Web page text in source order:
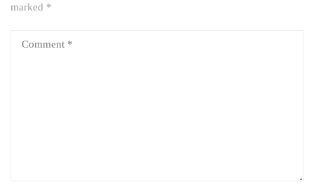
marked *